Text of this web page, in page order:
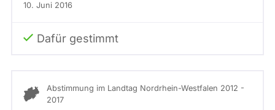
10. Juni 2016
Dafür gestimmt
Abstimmung im Landtag Nordrhein-Westfalen 2012 -
2017